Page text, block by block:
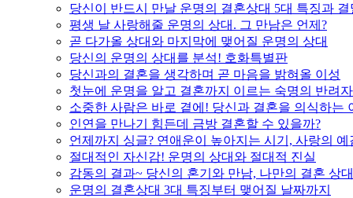
당신이 반드시 만날 운명의 결혼상대 5대 특징과 결
평생 날 사랑해줄 운명의 상대. 그 만남은 언제?
곧 다가올 상대와 마지막에 맺어질 운명의 상대
당신의 운명의 상대를 분석! 호화특별판
당신과의 결혼을 생각하며 곧 마음을 밝혀올 이성
첫눈에 운명을 알고 결혼까지 이르는 숙명의 반려자
소중한 사람은 바로 곁에! 당신과 결혼을 의식하는
인연을 만나기 힘든데 금방 결혼할 수 있을까?
언제까지 싱글? 연애운이 높아지는 시기, 사랑의 예
절대적인 자신감! 운명의 상대와 절대적 진실
감동의 결과~ 당신의 혼기와 만남, 나만의 결혼 상대
운명의 결혼상대 3대 특징부터 맺어질 날짜까지